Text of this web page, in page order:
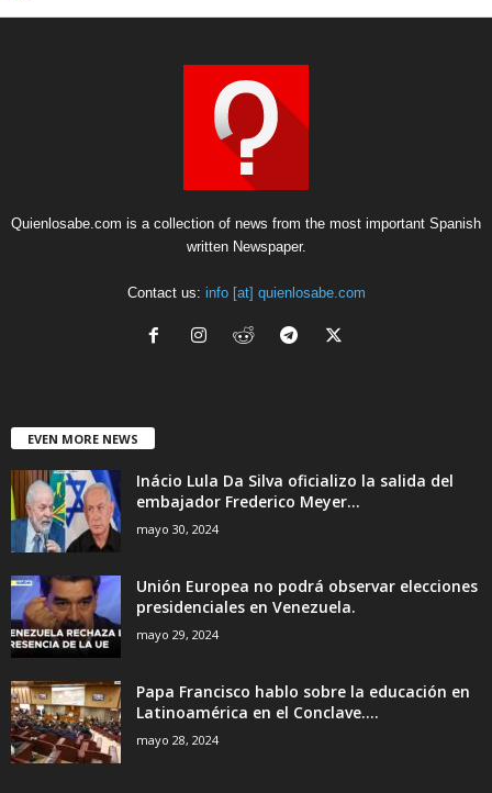
Quienlosabe.com is a collection of news from the most important Spanish
written Newspaper.
Contact us: info [at] quienlosabe.com
EVEN MORE NEWS
Inácio Lula Da Silva oficializo la salida del
embajador Frederico Meyer...
mayo 30, 2024
Unión Europea no podrá observar elecciones
presidenciales en Venezuela.
mayo 29, 2024
Papa Francisco hablo sobre la educación en
Latinoamérica en el Conclave....
mayo 28, 2024